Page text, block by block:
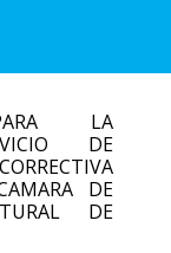
LA
DE
DE
DE